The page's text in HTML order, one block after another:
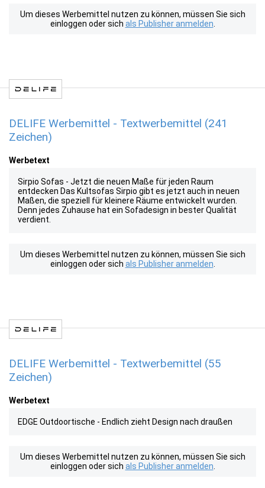
Um dieses Werbemittel nutzen zu können, müssen Sie sich
einloggen oder sich als Publisher anmelden
DELIFE Werbemittel - Textwerbemittel (241
Zeichen)
Werbetext
Sirpio Sofas - Jetzt die neuen Maße für jeden Raum
entdecken Das Kultsofas Sirpio gibt es jetzt auch in neuen
Maßen, die speziell für kleinere Räume entwickelt wurden.
Denn jedes Zuhause hat ein Sofadesign in bester Qualität
verdient.
Um dieses Werbemittel nutzen zu können, müssen Sie sich
einloggen oder sich als Publisher anmelden
DELIFE Werbemittel - Textwerbemittel (55
Zeichen)
Werbetext
EDGE Outdoortische - Endlich zieht Design nach draußen
Um dieses Werbemittel nutzen zu können, müssen Sie sich
einloggen oder sich als Publisher anmelden